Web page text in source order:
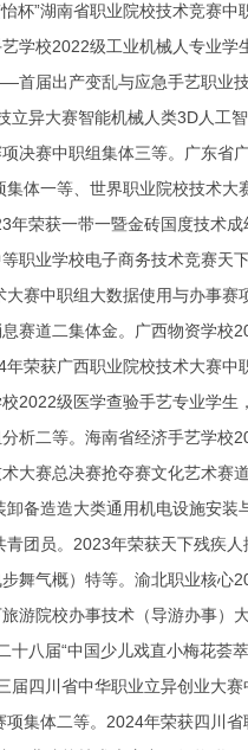
杯”湖南省职业院校技术竞赛
学校2022级工业机械人专业
届出产变乱与应急手艺职业
异大赛智能机械人类3D人工
赛中职组集体三等。广东省
体一等、世界职业院校技术
年荣获一带一暨金砖国度技
职业学校电子商务技术竞赛
赛中职组大数据使用与办事
赛道二集体金。广西物资学
荣获广西职业院校技术大赛
2022级医学查验手艺专业学
析二等。海南省经济手艺学
大赛总决赛抢夺赛文化艺术赛
备造造大类通用机电设施安
团员。2023年荣获天下残疾
舞气概）特等。渝北职业核
游院校办事技术（导游办事）
八届“中国少儿戏直小梅花荟
四川省中华职业立异创业大
集体二等。2024年荣获四川